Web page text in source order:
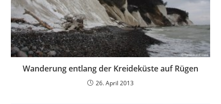
Wanderung entlang der Kreideküste auf Rügen
26. April 2013